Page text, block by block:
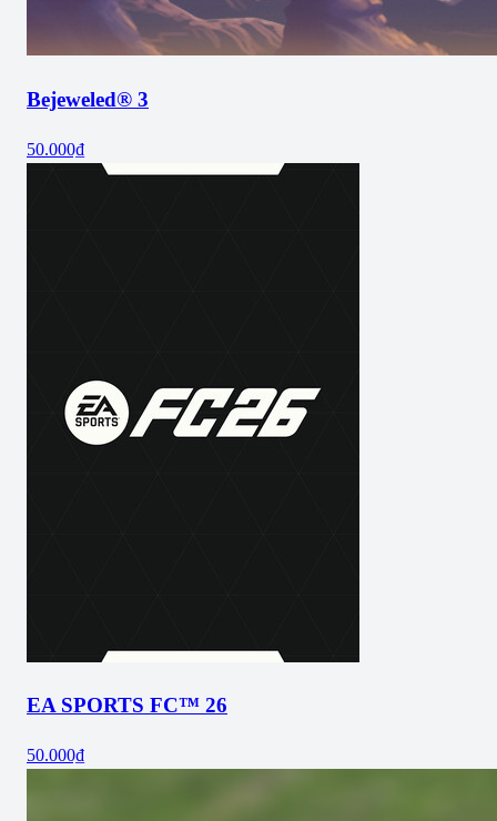
Bejeweled® 3
50.000₫
EA SPORTS FC™ 26
50.000₫